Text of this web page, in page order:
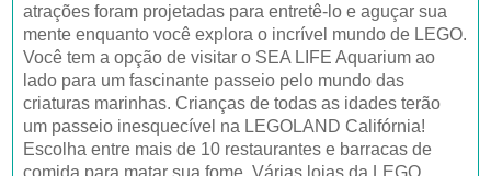
atrações foram projetadas para entretê-lo e aguçar sua
mente enquanto você explora o incrível mundo de LEGO.
Você tem a opção de visitar o SEA LIFE Aquarium ao
lado para um fascinante passeio pelo mundo das
criaturas marinhas. Crianças de todas as idades terão
um passeio inesquecível na LEGOLAND Califórnia!
Escolha entre mais de 10 restaurantes e barracas de
comida para matar sua fome. Várias lojas da LEGO